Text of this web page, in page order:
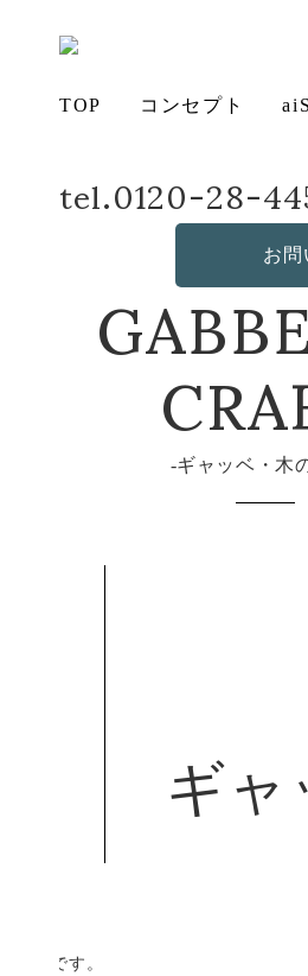
TOP コンセプト
いて
保証につ
ソフ
ベッ
tel.0120-28-
お問
ギャッベ・木
ギャ
織物です。